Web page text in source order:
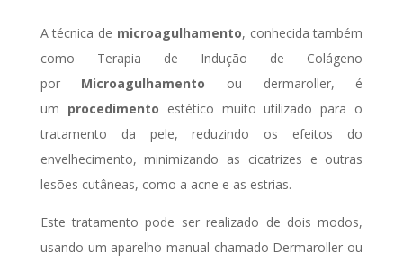
A técnica de microagulhamento, conhecida também
como Terapia de Indução de Colágeno
por Microagulhamento ou dermaroller, é
um procedimento estético muito utilizado para o
tratamento da pele, reduzindo os efeitos do
envelhecimento, minimizando as cicatrizes e outras
lesões cutâneas, como a acne e as estrias.
Este tratamento pode ser realizado de dois modos,
usando um aparelho manual chamado Dermaroller ou